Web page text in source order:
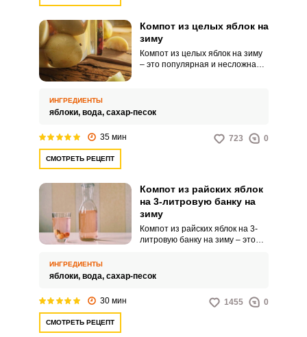
Компот из целых яблок на
зиму
Компот из целых яблок на зиму
– это популярная и несложная
напиток порадует насыщенным
привлекательным видом.
ИНГРЕДИЕНТЫ
яблоки, вода, сахар-песок
35 мин 723 0
СМОТРЕТЬ РЕЦЕПТ
Компот из райских яблок
на 3-литровую банку на
зиму
Компот из райских яблок на 3-
литровую банку на зиму – это
большим спросом среди
лакомство представляет собой
не только вкуснейший напиток,
ИНГРЕДИЕНТЫ
яблоки, вода, сахар-песок
30 мин 1455 0
СМОТРЕТЬ РЕЦЕПТ